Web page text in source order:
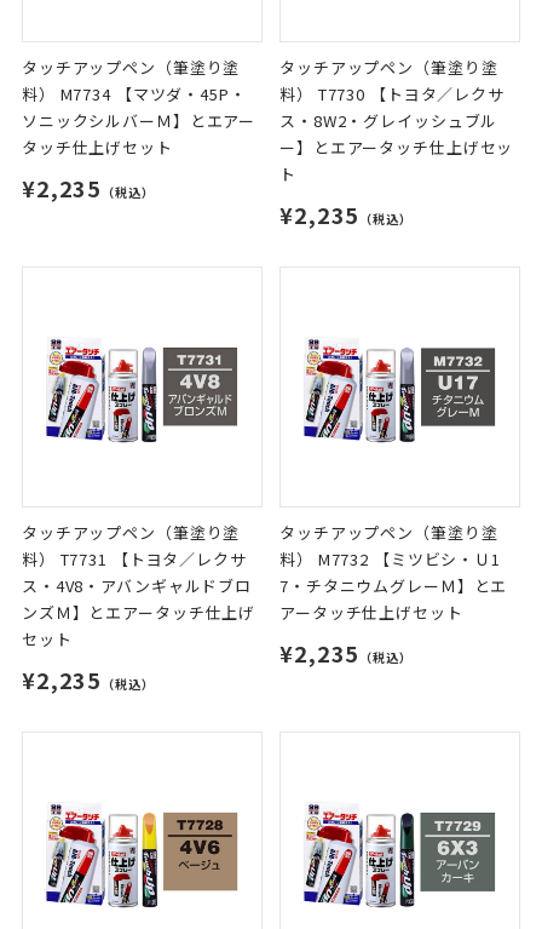
タッチアップペン（筆塗り塗
料） M7734 【マツダ・45P・
ソニックシルバーＭ】とエアー
タッチ仕上げセット
¥2,235 （税込）
タッチアップペン（筆塗り塗
料） T7730 【トヨタ／レクサ
ス・8W2・グレイッシュブル
ー】とエアータッチ仕上げセッ
ト
¥2,235 （税込）
タッチアップペン（筆塗り塗
料） T7731 【トヨタ／レクサ
ス・4V8・アバンギャルドブロ
ンズＭ】とエアータッチ仕上げ
セット
¥2,235 （税込）
タッチアップペン（筆塗り塗
料） M7732 【ミツビシ・Ｕ1
7・チタニウムグレーＭ】とエ
アータッチ仕上げセット
¥2,235 （税込）